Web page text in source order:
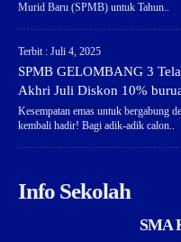
Murid Baru (SPMB) untuk Tahun..
Terbit : Juli 4, 2025
SPMB GELOMBANG 3
Akhri Juli Diskon 10%
Kesempatan emas untuk bergabung
kembali hadir! Bagi adik-adik calon..
Info Sekolah
SMA